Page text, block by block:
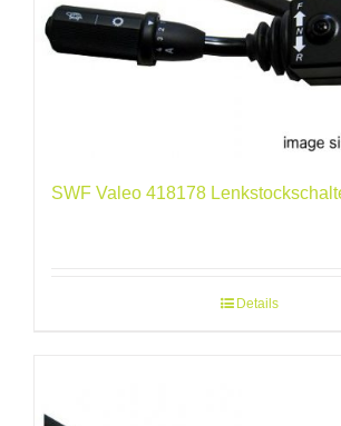
SWF Valeo 418178
Details